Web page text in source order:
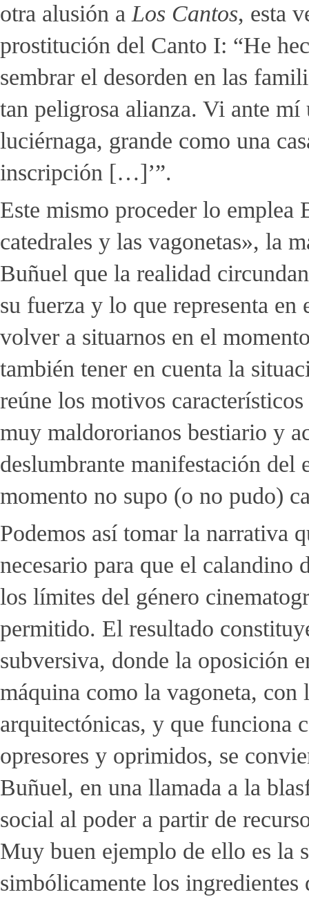
otra alusión a Los Cantos, esta
prostitución del Canto I: “He
sembrar el desorden en las
tan peligrosa alianza. Vi ante mí
luciérnaga, grande como una
inscripción […]’”.
Este mismo proceder lo emplea
catedrales y las vagonetas», la
Buñuel que la realidad
su fuerza y lo que representa
volver a situarnos en el
también tener en cuenta la
reúne los motivos
muy maldororianos bestiario y
deslumbrante manifestación del
momento no supo (o no pudo)
Podemos así tomar la narrativa
necesario para que el calandino
los límites del género
permitido. El resultado
subversiva, donde la oposición
máquina como la vagoneta, con
arquitectónicas, y que funciona
opresores y oprimidos, se
Buñuel, en una llamada a la
social al poder a partir de
Muy buen ejemplo de ello es la
simbólicamente los